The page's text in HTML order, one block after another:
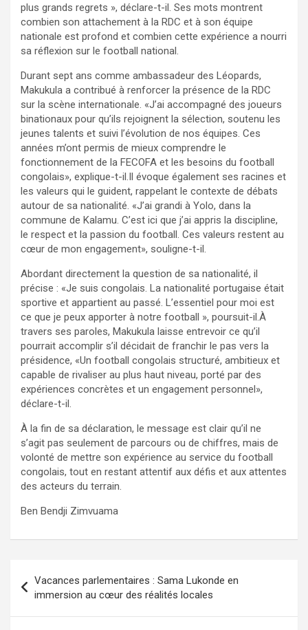
plus grands regrets », déclare-t-il. Ses mots montrent
combien son attachement à la RDC et à son équipe
nationale est profond et combien cette expérience a nourri
sa réflexion sur le football national.
Durant sept ans comme ambassadeur des Léopards,
Makukula a contribué à renforcer la présence de la RDC
sur la scène internationale. «J’ai accompagné des joueurs
binationaux pour qu’ils rejoignent la sélection, soutenu les
jeunes talents et suivi l’évolution de nos équipes. Ces
années m’ont permis de mieux comprendre le
fonctionnement de la FECOFA et les besoins du football
congolais», explique-t-il.Il évoque également ses racines et
les valeurs qui le guident, rappelant le contexte de débats
autour de sa nationalité. «J’ai grandi à Yolo, dans la
commune de Kalamu. C’est ici que j’ai appris la discipline,
le respect et la passion du football. Ces valeurs restent au
cœur de mon engagement», souligne-t-il.
Abordant directement la question de sa nationalité, il
précise : «Je suis congolais. La nationalité portugaise était
sportive et appartient au passé. L’essentiel pour moi est
ce que je peux apporter à notre football », poursuit-il.À
travers ses paroles, Makukula laisse entrevoir ce qu’il
pourrait accomplir s’il décidait de franchir le pas vers la
présidence, «Un football congolais structuré, ambitieux et
capable de rivaliser au plus haut niveau, porté par des
expériences concrètes et un engagement personnel»,
déclare-t-il.
À la fin de sa déclaration, le message est clair qu’il ne
s’agit pas seulement de parcours ou de chiffres, mais de
volonté de mettre son expérience au service du football
congolais, tout en restant attentif aux défis et aux attentes
des acteurs du terrain.
Ben Bendji Zimvuama
de
l’article
Vacances parlementaires : Sama Lukonde en
immersion au cœur des réalités locales